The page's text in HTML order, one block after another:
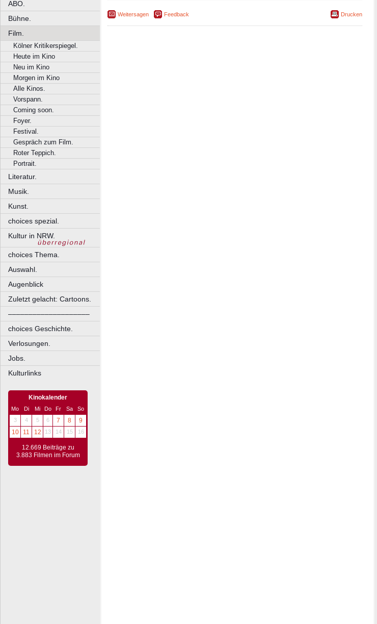
ABO.
Bühne.
Film.
Kölner Kritikerspiegel.
Heute im Kino
Neu im Kino
Morgen im Kino
Alle Kinos.
Vorspann.
Coming soon.
Foyer.
Festival.
Gespräch zum Film.
Roter Teppich.
Portrait.
Literatur.
Musik.
Kunst.
choices spezial.
Kultur in NRW.
choices Thema.
Auswahl.
Augenblick
Zuletzt gelacht: Cartoons.
––––––––––––––––––––
choices Geschichte.
Verlosungen.
Jobs.
Kulturlinks
Kinokalender
Mo Di Mi Do Fr Sa
So
3
4 5 6 7 8
9
10
11 12 13 14 15 16
12.669 Beiträge zu
3.883 Filmen im Forum
Weitersagen Feedback Drucken